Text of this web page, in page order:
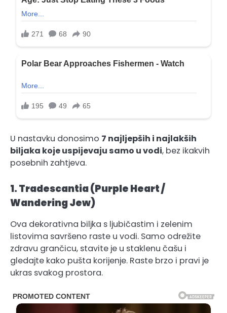
U nastavku donosimo 7 najljepših i najlakših
biljaka koje uspijevaju samo u vodi, bez ikakvih
posebnih zahtjeva.
1. Tradescantia (Purple Heart /
Wandering Jew)
Ova dekorativna biljka s ljubičastim i zelenim
listovima savršeno raste u vodi. Samo odrežite
zdravu grančicu, stavite je u staklenu čašu i
gledajte kako pušta korijenje. Raste brzo i pravi je
ukras svakog prostora.